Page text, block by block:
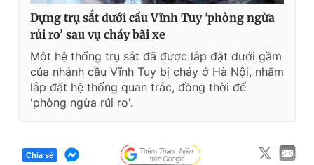
Dựng trụ sắt dưới cầu Vĩnh Tuy 'phòng ngừa
rủi ro' sau vụ cháy bãi xe
Một hệ thống trụ sắt đã được lắp đặt dưới gầm
của nhánh cầu Vĩnh Tuy bị cháy ở Hà Nội, nhằm
lắp đặt hệ thống quan trắc, đồng thời để
'phòng ngừa rủi ro'.
Chia sẻ